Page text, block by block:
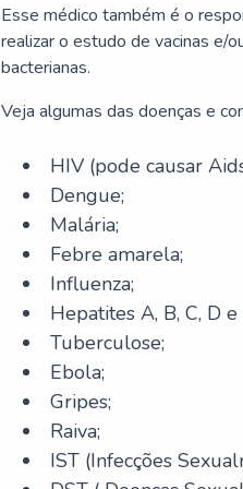
Esse médico também é o
realizar o estudo de vacinas e/
bacterianas.
Veja algumas das doenças e
HIV (pode causar
Dengue;
Malária;
Febre amarela;
Influenza;
Hepatites A, B, C, D e
Tuberculose;
Ebola;
Gripes;
Raiva;
IST (Infecções